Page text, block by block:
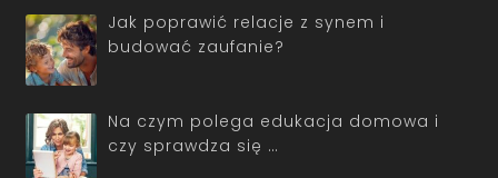
Jak poprawić relacje z synem i
budować zaufanie?
Na czym polega edukacja domowa i
czy sprawdza się …